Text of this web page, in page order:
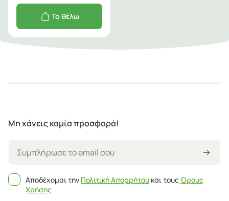
Το θέλω
Μη χάνεις καμία προσφορά!
Αποδέχομαι την Πολιτική Απορρήτου και τουςΌρους
Χρήσης